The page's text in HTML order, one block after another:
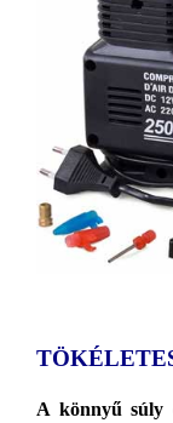
A könnyű súly